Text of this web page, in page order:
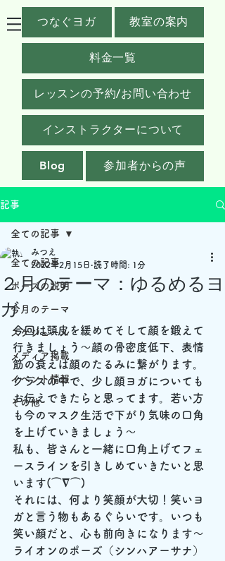
つなぐヨガ 教室の案内
料金一覧
レッスンの予約/お問い合わせ
インストラクターについて
Blog 参加者からの声
記事
全ての記事
ポーズの説明
今月のテーマ
スケジュール
メディア掲載
イベント情報
その他
全ての記事
２月のテーマ：ゆるめるヨ
ガ
みつえ
2022年2月15日 読了時間: 1分
今回は頭皮を緩めてそして顔を鍛えて
行きましょう～顔の骨密度低下、表情
筋の衰えは顔のたるみに繋がります。
クラスの中で、少し顔ヨガについても
お伝えできたらと思ってます。若い方
も今のマスク生活で下がり気味の口角
を上げていきましょう～
私も、皆さんと一緒に口角上げてフェ
ースラインを引きしめていきたいと思
います(⌒∇⌒)
それには、何より笑顔が大切！笑いヨ
ガと言う物もあるぐらいです。いつも
笑い顔だと、心も前向きになります～
ライオンのポーズ（シンハアーサナ）